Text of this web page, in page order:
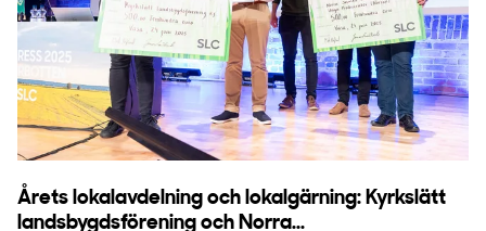
Årets lokalavdelning och lokalgärning: Kyrkslätt
landsbygdsförening och Norra...